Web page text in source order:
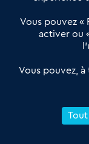
Derniers articles
Réseau 3C : un
Petitscommerces
proximité et des
Reprendre un
Vous pouvez «
activer ou
Vous pouvez,